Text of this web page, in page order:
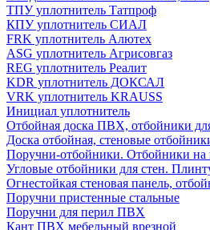
ТПУ уплотнитель Татпроф
КПУ уплотнитель СИАЛ
FRK уплотнитель Алютех
ASG уплотнитель Агрисовгаз
REG уплотнитель Реалит
KDR уплотнитель ДОКСАЛ
VRK уплотнитель KRAUSS
Инициал уплотнитель
Отбойная доска ПВХ, отбойники
Доска отбойная, стеновые
Поручни-отбойники. Отбойники на
Угловые отбойники для стен.
Огнестойкая стеновая панель,
Поручни пристенные стальные
Поручни для перил ПВХ
Кант ПВХ мебельный врезной